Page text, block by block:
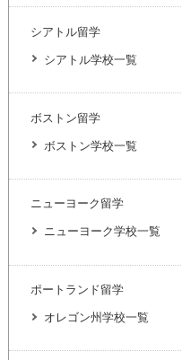
シアトル留学
シアトル学校一覧
ボストン留学
ボストン学校一覧
ニューヨーク留学
ニューヨーク学校一覧
ポートランド留学
オレゴン州学校一覧